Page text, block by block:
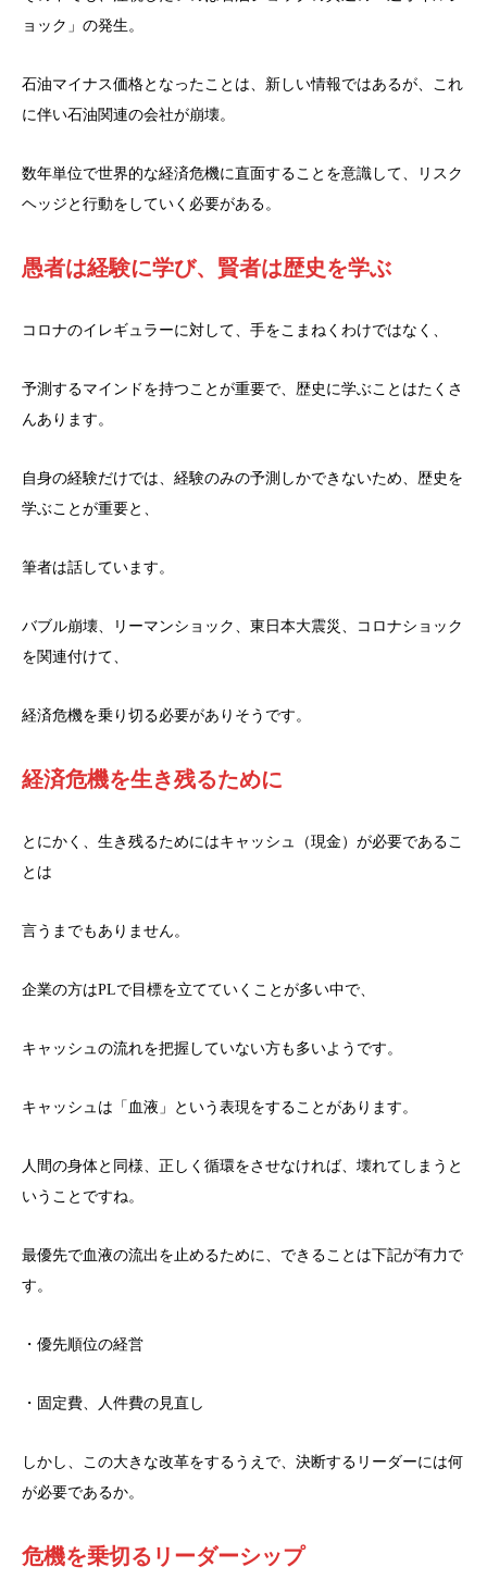
ョック」の発生。
石油マイナス価格となったことは、新しい情報ではあるが、これ
に伴い石油関連の会社が崩壊。
数年単位で世界的な経済危機に直面することを意識して、リスク
ヘッジと行動をしていく必要がある。
愚者は経験に学び、賢者は歴史を学ぶ
コロナのイレギュラーに対して、手をこまねくわけではなく、
予測するマインドを持つことが重要で、歴史に学ぶことはたくさ
んあります。
自身の経験だけでは、経験のみの予測しかできないため、歴史を
学ぶことが重要と、
筆者は話しています。
バブル崩壊、リーマンショック、東日本大震災、コロナショック
を関連付けて、
経済危機を乗り切る必要がありそうです。
経済危機を生き残るために
とにかく、生き残るためにはキャッシュ（現金）が必要であるこ
とは
言うまでもありません。
企業の方はPLで目標を立てていくことが多い中で、
キャッシュの流れを把握していない方も多いようです。
キャッシュは「血液」という表現をすることがあります。
人間の身体と同様、正しく循環をさせなければ、壊れてしまうと
いうことですね。
最優先で血液の流出を止めるために、できることは下記が有力で
す。
・優先順位の経営
・固定費、人件費の見直し
しかし、この大きな改革をするうえで、決断するリーダーには何
が必要であるか。
危機を乗切るリーダーシップ